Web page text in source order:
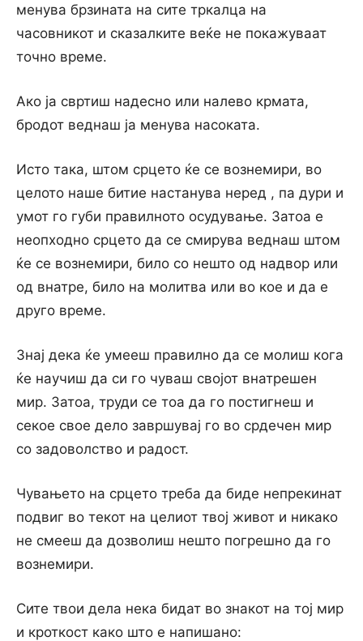
менува брзината на сите тркалца на
часовникот и сказалките веќе не покажуваат
точно време.
Ако ја свртиш надесно или налево крмата,
бродот веднаш ја менува насоката.
Исто така, штом срцето ќе се вознемири, во
целото наше битие настанува неред , па дури и
умот го губи правилното осудување. Затоа е
неопходно срцето да се смирува веднаш штом
ќе се вознемири, било со нешто од надвор или
од внатре, било на молитва или во кое и да е
друго време.
Знај дека ќе умееш правилно да се молиш кога
ќе научиш да си го чуваш својот внатрешен
мир. Затоа, труди се тоа да го постигнеш и
секое свое дело завршувај го во срдечен мир
со задоволство и радост.
Чувањето на срцето треба да биде непрекинат
подвиг во текот на целиот твој живот и никако
не смееш да дозволиш нешто погрешно да го
вознемири.
Сите твои дела нека бидат во знакот на тој мир
и кроткост како што е напишано: